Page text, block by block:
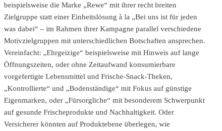
beispielsweise die Marke „Rewe“ mit ihrer recht breiten
Zielgruppe statt einer Einheitslösung à la „Bei uns ist für jeden
was dabei“ – im Rahmen ihrer Kampagne parallel verschiedene
Motivzielgruppen mit unterschiedlichen Botschaften ansprechen.
Vereinfacht: „Ehrgeizige“ beispielsweise mit Hinweis auf lange
Öffnungszeiten, oder ohne Zeitaufwand konsumierbare
vorgefertigte Lebensmittel und Frische-Snack-Theken,
„Kontrollierte“ und „Bodenständige“ mit Fokus auf günstige
Eigenmarken, oder „Fürsorgliche“ mit besonderem Schwerpunkt
auf gesunde Frischeprodukte und Nachhaltigkeit. Oder
Versicherer könnten auf Produktebene überlegen, wie